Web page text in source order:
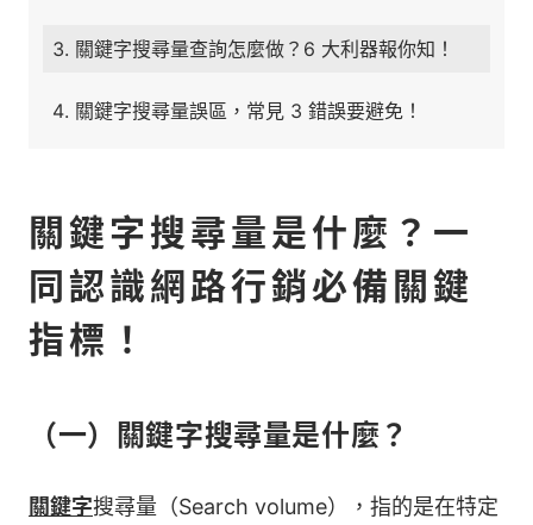
關鍵字搜尋量查詢怎麼做？6 大利器報你知！
關鍵字搜尋量誤區，常見 3 錯誤要避免！
關鍵字搜尋量是什麼？一
同認識網路行銷必備關鍵
指標！
（一）關鍵字搜尋量是什麼？
關鍵字搜尋量（Search volume），指的是在特定